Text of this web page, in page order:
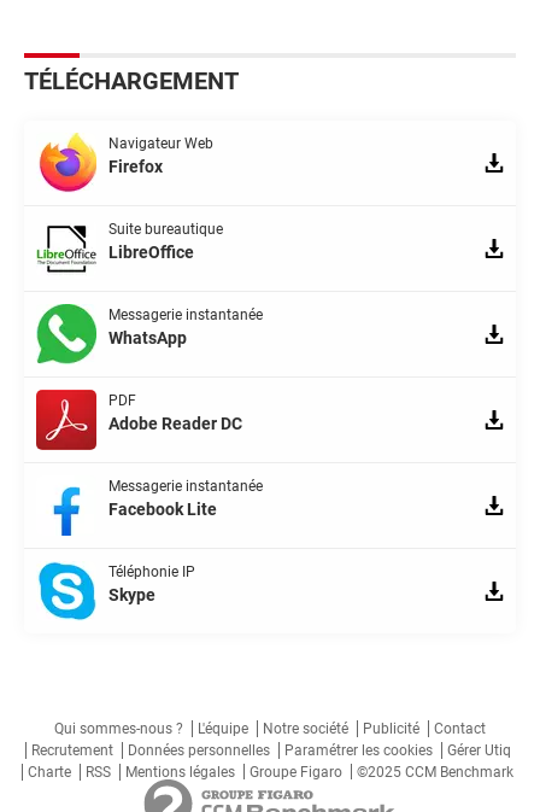
TÉLÉCHARGEMENT
Navigateur Web
Firefox
Suite bureautique
LibreOffice
Messagerie instantanée
WhatsApp
PDF
Adobe Reader DC
Messagerie instantanée
Facebook Lite
Téléphonie IP
Skype
Qui sommes-nous ? L'équipe Notre société Publicité
Contact
Recrutement
Données personnelles Paramétrer les cookies
Gérer Utiq
Charte
RSS Mentions légales Groupe Figaro ©2025 CCM Benchmark